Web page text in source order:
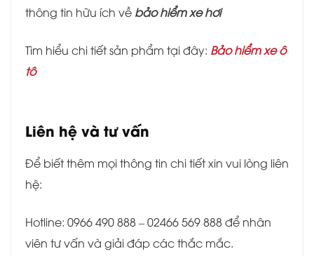
thông tin hữu ích về bảo hiểm xe hơi
Tìm hiểu chi tiết sản phẩm tại đây: Bảo hiểm xe ô
tô
Liên hệ và tư vấn
Để biết thêm mọi thông tin chi tiết xin vui lòng liên
hệ:
Hotline: 0966 490 888 – 02466 569 888 để nhân
viên tư vấn và giải đáp các thắc mắc.